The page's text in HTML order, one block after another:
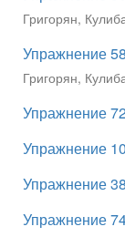
Григорян,
Упражнение
Григорян,
Упражнение
Упражнение
Упражнение
Упражнение